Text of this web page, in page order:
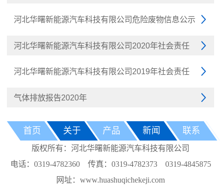

河北华曙新能源汽车科技有限公司危险废物信息公示

河北华曙新能源汽车科技有限公司2020年社会责任

河北华曙新能源汽车科技有限公司2019年社会责任

气体排放报告2020年
首页 关于 产品 新闻 联系
版权所有：河北华曙新能源汽车科技有限公司
电话：0319-4782360 传真：0319-4782373 0319-4845875
网址：www.huashuqichekeji.com